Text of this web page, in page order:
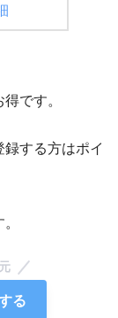
です。
する方はポイ
る